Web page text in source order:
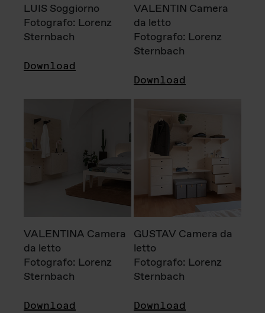
LUIS Soggiorno
Fotografo: Lorenz
Sternbach
Download
VALENTIN Camera
da letto
Fotografo: Lorenz
Sternbach
Download
VALENTINA Camera
da letto
Fotografo: Lorenz
Sternbach
Download
GUSTAV Camera da
letto
Fotografo: Lorenz
Sternbach
Download